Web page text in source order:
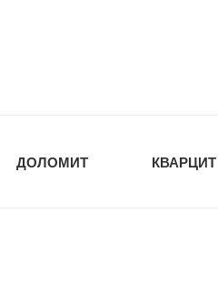
ДОЛОМИТ КВАРЦИТ